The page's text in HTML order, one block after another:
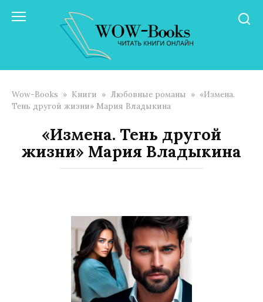
Wow-Books » Книги » Любовные романы » «Измена.
Тень другой жизни» Мария Владыкина
«Измена. Тень другой
жизни» Мария Владыкина